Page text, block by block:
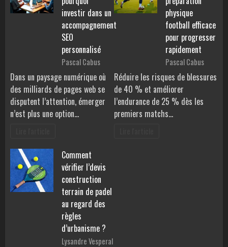
investir dans un
accompagnement
SEO
personnalisé
Pascal Cabus
Dans un paysage numérique où
des milliards de pages web se
disputent l’attention, émerger
n’est plus une option…
physique
football efficace
pour progresser
rapidement
Pascal Cabus
Réduire les risques de blessures
de 40 % et améliorer
l’endurance de 25 % dès les
premiers matchs…
Comment
vérifier l’devis
construction
terrain de padel
au regard des
règles
d’urbanisme ?
Lysandre Vesperal